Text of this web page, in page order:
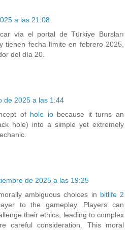
a las 21:08
vía el portal de Türkiye Bursları
tienen fecha límite en febrero 2025,
del día 20.
de 2025 a las 1:44
of hole iobecause it turns an
hole) into a simple yet extremely
de 2025 a las 19:25
ambiguous choices in bitlife 2
to the gameplay. Players can
their ethics, leading to complex
careful consideration. This moral